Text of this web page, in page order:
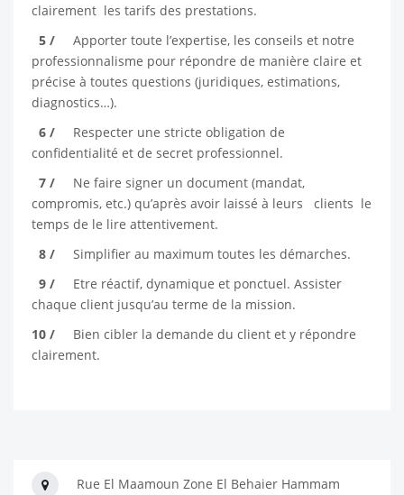
clairement les tarifs des prestations.
5 / Apporter toute l’expertise, les conseils et notre
professionnalisme pour répondre de manière claire et
précise à toutes questions (juridiques, estimations,
diagnostics…).
6 /
Respecter une stricte obligation de
confidentialité et de secret professionnel.
7 /
Ne faire signer un document (mandat,
compromis, etc.) qu’après avoir laissé à leurs clients le
temps de le lire attentivement.
8 /
Simplifier au maximum toutes les démarches.
9 /
Etre réactif, dynamique et ponctuel. Assister
chaque client jusqu’au terme de la mission.
10 /
Bien cibler la demande du client et y répondre
clairement.
Rue El Maamoun Zone El Behaier Hammam